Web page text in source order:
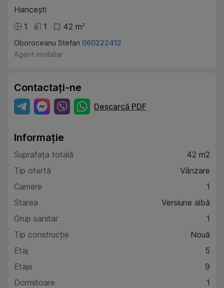
Hancești
1
1 42 m2
Oboroceanu Stefan 060222412
Agent imobiliar
Contactați-ne
Descarcă PDF
Informație
Suprafața totală
42 m2
Tip ofertă
Vânzare
Camere
1
Starea
Versiune albă
Grup sanitar
1
Tip construcție
Nouă
Etaj
5
Etaje
9
Dormitoare
1